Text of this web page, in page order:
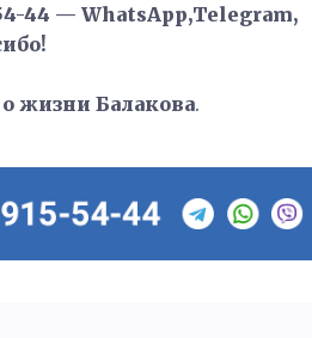
44 — WhatsApp,Telegram,
жизни Балакова.